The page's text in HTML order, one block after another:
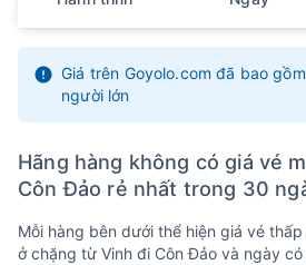
- - -
Tháng 10, 2026
5
25
6
26
7
27
8
28
12
3
13
4
14
5
15
6
Giá trên Goyolo.com đã bao
người lớn
Hãng hàng không có giá vé
Côn Đảo rẻ nhất trong 30
Mỗi hàng bên dưới thể hiện giá vé
ở chặng từ Vinh đi Côn Đảo và ngày